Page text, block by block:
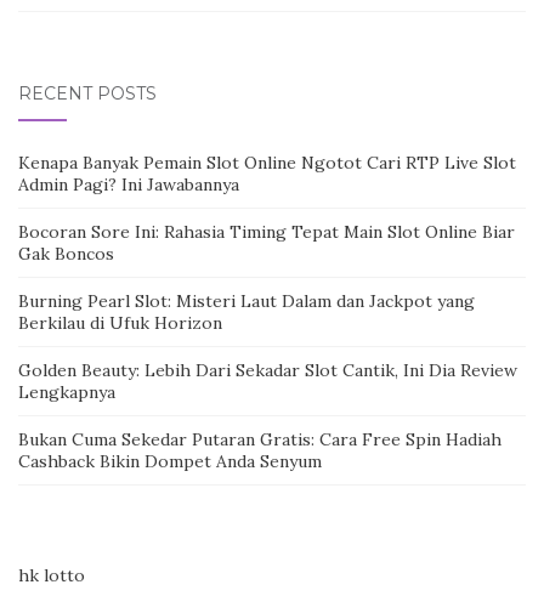
RECENT POSTS
Kenapa Banyak Pemain Slot Online Ngotot Cari RTP Live Slot
Admin Pagi? Ini Jawabannya
Bocoran Sore Ini: Rahasia Timing Tepat Main Slot Online Biar
Gak Boncos
Burning Pearl Slot: Misteri Laut Dalam dan Jackpot yang
Berkilau di Ufuk Horizon
Golden Beauty: Lebih Dari Sekadar Slot Cantik, Ini Dia Review
Lengkapnya
Bukan Cuma Sekedar Putaran Gratis: Cara Free Spin Hadiah
Cashback Bikin Dompet Anda Senyum
hk lotto